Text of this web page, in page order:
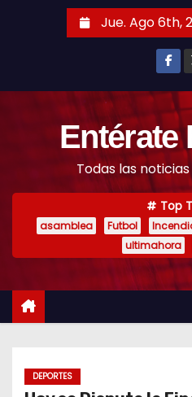
Jue. Ago 6th,
Entérate
Todas las
Top
asamblea Futbol
ultimahora
DEPORTES